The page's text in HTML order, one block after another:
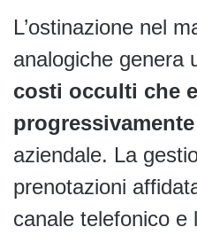
L’ostinazione nel
analogiche genera
costi occulti che
aziendale. La
prenotazioni
canale telefonico e